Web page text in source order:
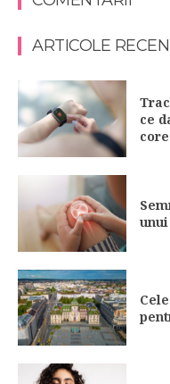
ARTICOLE
ce